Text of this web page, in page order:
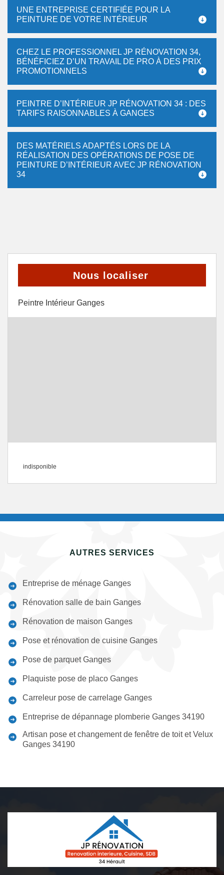
UNE ENTREPRISE CERTIFIÉE POUR LA
PEINTURE DE VOTRE INTÉRIEUR
CHEZ LE PROFESSIONNEL JP RÉNOVATION 34,
BÉNÉFICIEZ D’UN TRAVAIL DE PRO À DES PRIX
PROMOTIONNELS
PEINTRE D’INTÉRIEUR JP RÉNOVATION 34 : DES
TARIFS RAISONNABLES À GANGES
DES MATÉRIELS ADAPTÉS LORS DE LA
RÉALISATION DES OPÉRATIONS DE POSE DE
PEINTURE D’INTÉRIEUR AVEC JP RÉNOVATION
34
Nous localiser
Peintre Intérieur Ganges
indisponible
AUTRES SERVICES
Entreprise de ménage Ganges
Rénovation salle de bain Ganges
Rénovation de maison Ganges
Pose et rénovation de cuisine Ganges
Pose de parquet Ganges
Plaquiste pose de placo Ganges
Carreleur pose de carrelage Ganges
Entreprise de dépannage plomberie Ganges 34190
Artisan pose et changement de fenêtre de toit et Velux
Ganges 34190